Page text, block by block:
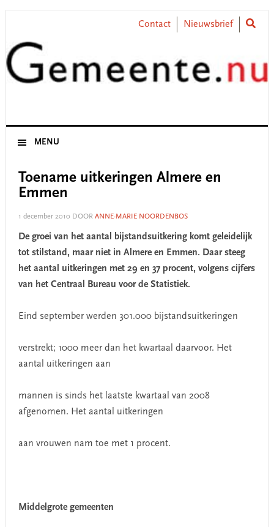
Skip
primary
navigation
Skip
content
Skip
primary
sidebar
Skip
footer
Contact Nieuwsbrief
MENU
Toename uitkeringen Almere en
Emmen
1 december 2010 DOOR ANNE-MARIE NOORDENBOS
De groei van het aantal bijstandsuitkering komt geleidelijk
tot stilstand, maar niet in Almere en Emmen. Daar steeg
het aantal uitkeringen met 29 en 37 procent, volgens cijfers
van het Centraal Bureau voor de Statistiek.
Eind september werden 301.000 bijstandsuitkeringen
verstrekt; 1000 meer dan het kwartaal daarvoor. Het
aantal uitkeringen aan
mannen is sinds het laatste kwartaal van 2008
afgenomen. Het aantal uitkeringen
aan vrouwen nam toe met 1 procent.
Middelgrote gemeenten